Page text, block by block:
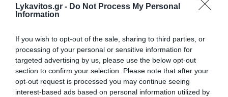
Lykavitos.gr - Do Not Process My Personal
Information
If you wish to opt-out of the sale, sharing to third parties, or
processing of your personal or sensitive information for
targeted advertising by us, please use the below opt-out
section to confirm your selection. Please note that after your
opt-out request is processed you may continue seeing
interest-based ads based on personal information utilized by
βιασμό και εκβιασμό με βίντεο - Τι υποστήριξε στις Αρχές
παροχολογική» - Τι είπε για τη 13η σύνταξη
Παρέμβαση της ΥΠΑ για το ελικόπτερο που «πάρκαρε»
στο Σαρακήνικο Μήλου
Θεσσαλονίκη: Διευρυμένο ωράριο για επίσκεψη στον